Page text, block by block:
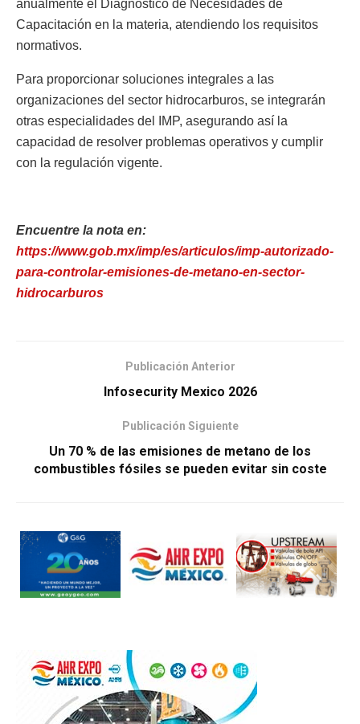
anualmente el Diagnóstico de Necesidades de
Capacitación en la materia, atendiendo los requisitos
normativos.
Para proporcionar soluciones integrales a las
organizaciones del sector hidrocarburos, se integrarán
otras especialidades del IMP, asegurando así la
capacidad de resolver problemas operativos y cumplir
con la regulación vigente.
Encuentre la nota en:
https://www.gob.mx/imp/es/articulos/imp-autorizado-
para-controlar-emisiones-de-metano-en-sector-
hidrocarburos
Publicación Anterior
Infosecurity Mexico 2026
Publicación Siguiente
Un 70 % de las emisiones de metano de los
combustibles fósiles se pueden evitar sin coste